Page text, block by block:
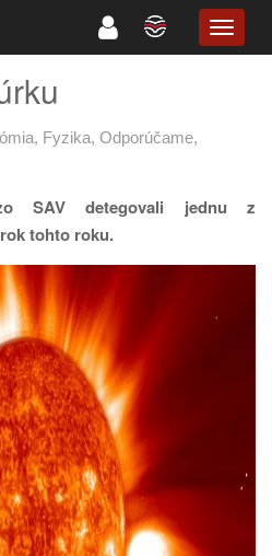
, Fyzika, Odporúčame,
zo SAVdetegovali jednu z
tohto roku.